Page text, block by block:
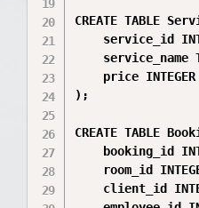
CREATE TABLE
service_id
service_name
    price INTEGER
);
CREATE TABLE
booking_id
room_id
client_id